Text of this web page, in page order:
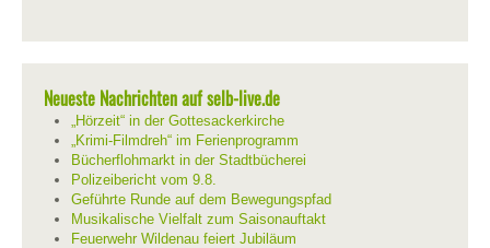
Neueste Nachrichten auf selb-live.de
„Hörzeit“ in der Gottesackerkirche
„Krimi-Filmdreh“ im Ferienprogramm
Bücherflohmarkt in der Stadtbücherei
Polizeibericht vom 9.8.
Geführte Runde auf dem Bewegungspfad
Musikalische Vielfalt zum Saisonauftakt
Feuerwehr Wildenau feiert Jubiläum